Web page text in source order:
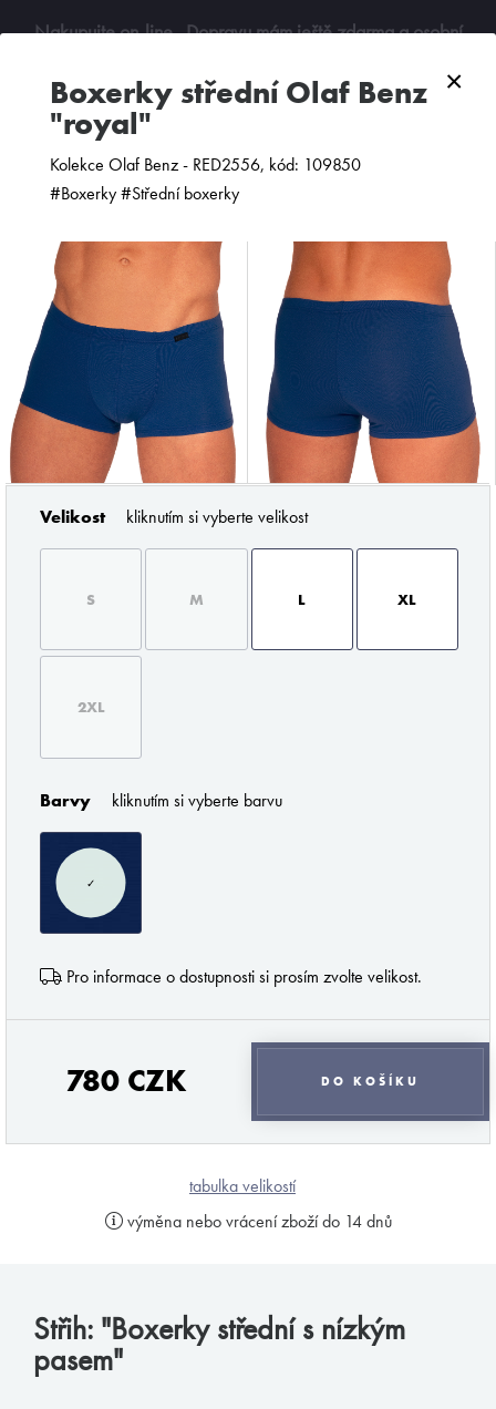
×
boxerky střední Olaf Benz
"royal"
Kolekce Olaf Benz - RED2556, kód: 109850
#Boxerky #Střední boxerky
Velikost kliknutím si vyberte velikost
S M L XL
2XL
Barvy kliknutím si vyberte barvu
✓
Pro informace o dostupnosti si prosím zvolte velikost.
780 CZK DO KOŠÍKU
tabulka velikostí
výměna nebo vrácení zboží do 14 dnů
Střih: "Boxerky střední s nízkým
pasem"
Nakupujte on-line. Dopravu mám ještě zdarma a osobní
ZOBRAZIT FILTR
PODLE CENY OD NEJNOVĚJŠÍCH
Pořádné prádlo pro každého muže
Z profesionálního úhlu pohledu musím říci
proto, abych vám v tomto podal pomocnou ruku a
provedl vás vámi ne zcela objeveným světem
pánského prádla. Mou profesionalitou a
Značky podle Butlera